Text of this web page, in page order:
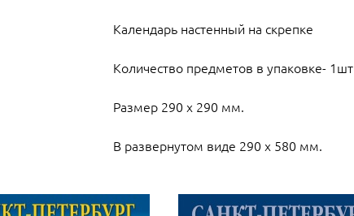
Календарь настенный на скрепке
Количество предметов в упаковке- 1шт
Размер 290 х 290 мм.
В развернутом виде 290 х 580 мм.